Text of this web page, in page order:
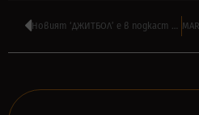
Новият ‘ДЖИТБОЛ’ e в подкаст с КРУМ РОДРИГЕС и КЛИМЕНТИНА ФЪРЦОВА